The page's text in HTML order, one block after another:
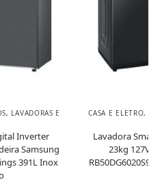
, LAVADORAS E
Inverter
Samsung
391L Inox
CASA E ELETRO,
Lavadora
23kg